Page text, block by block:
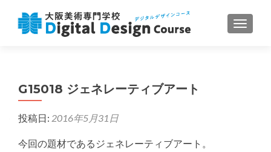
ナビゲ
G15018 ジェネレーティブアート
投稿日: 2016年5月31日
今回の題材であるジェネレーティブアート。